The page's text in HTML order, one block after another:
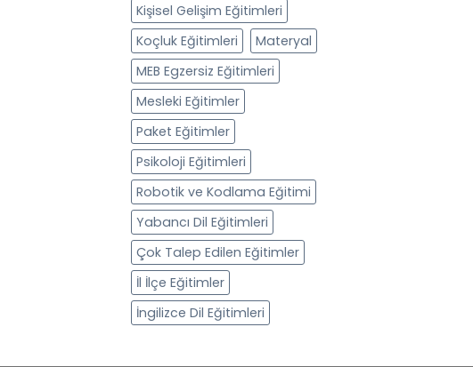
Kişisel Gelişim Eğitimleri
Koçluk Eğitimleri
Materyal
MEB Egzersiz Eğitimleri
Mesleki Eğitimler
Paket Eğitimler
Psikoloji Eğitimleri
Robotik ve Kodlama Eğitimi
Yabancı Dil Eğitimleri
Çok Talep Edilen Eğitimler
İl İlçe Eğitimler
İngilizce Dil Eğitimleri